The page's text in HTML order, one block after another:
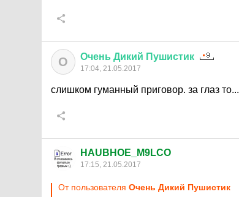
О Очень Дикий Пушистик
17:04, 21.05.2017
слишком гуманный приговор. за глаз то...
HAUBHOE_M9LCO
17:15, 21.05.2017
От пользователя Очень Дикий Пушистик